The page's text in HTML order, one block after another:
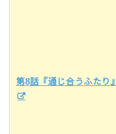
第8話『通じ合うふたり』